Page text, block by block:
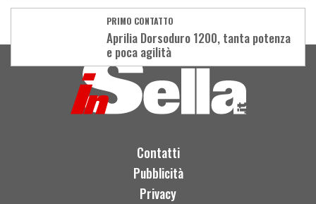
PRIMO CONTATTO
Aprilia Dorsoduro 1200, tanta potenza
e poca agilità
Contatti
Pubblicità
Privacy